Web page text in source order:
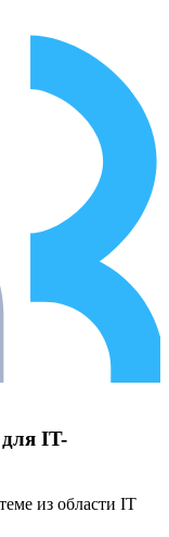
IT-
из области IT